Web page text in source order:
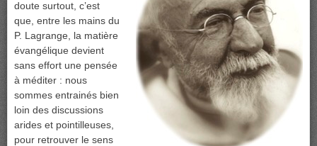
doute surtout, c’est
que, entre les mains du
P. Lagrange, la matière
évangélique devient
sans effort une pensée
à méditer : nous
sommes entrainés bien
loin des discussions
arides et pointilleuses,
pour retrouver le sens